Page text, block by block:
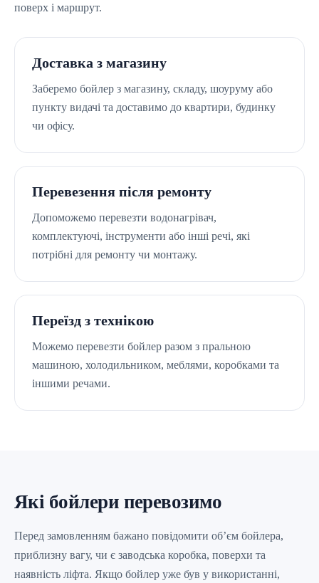
поверх і маршрут.
Доставка з магазину
Заберемо бойлер з магазину, складу, шоуруму або
пункту видачі та доставимо до квартири, будинку
чи офісу.
Перевезення після ремонту
Допоможемо перевезти водонагрівач,
комплектуючі, інструменти або інші речі, які
потрібні для ремонту чи монтажу.
Переїзд з технікою
Можемо перевезти бойлер разом з пральною
машиною, холодильником, меблями, коробками та
іншими речами.
Які бойлери перевозимо
Перед замовленням бажано повідомити об’єм бойлера,
приблизну вагу, чи є заводська коробка, поверхи та
наявність ліфта. Якщо бойлер уже був у використанні,